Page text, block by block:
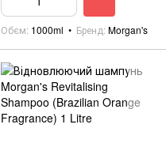
Обєм 1000ml Бренд Morgan's